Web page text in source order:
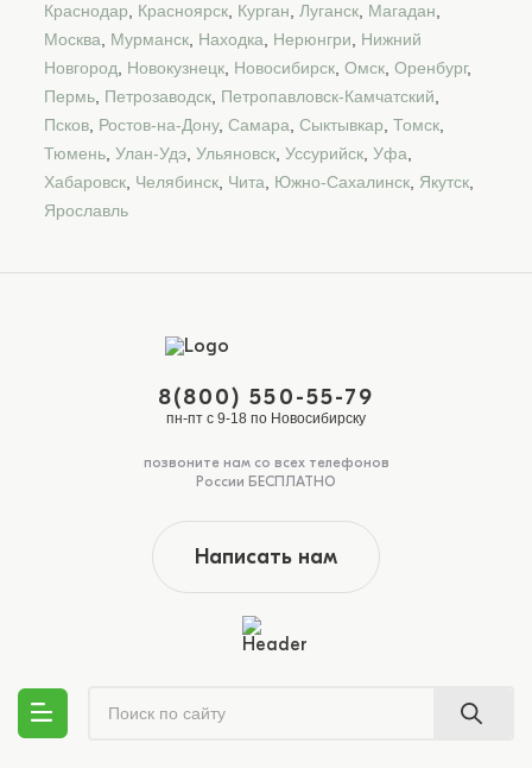
Краснодар, Красноярск, Курган, Луганск, Магадан,
Москва, Мурманск, Находка, Нерюнгри, Нижний
Новгород, Новокузнецк, Новосибирск, Омск, Оренбург,
Пермь, Петрозаводск, Петропавловск-Камчатский,
Псков, Ростов-на-Дону, Самара, Сыктывкар, Томск,
Тюмень, Улан-Удэ, Ульяновск, Уссурийск, Уфа,
Хабаровск, Челябинск, Чита, Южно-Сахалинск, Якутск,
Ярославль
8(800) 550-55-79
пн-пт с 9-18 по Новосибирску
позвоните нам со всех телефонов
России БЕСПЛАТНО
Написать нам